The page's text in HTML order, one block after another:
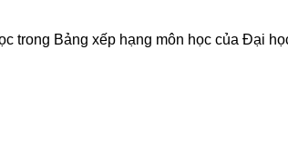
trong Bảng xếp hạng môn học của Đại